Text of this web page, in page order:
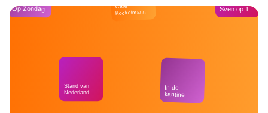
Op Zondag
Stand van
Nederland
Café
Kockelmann
In de
kantine
Sven op 1